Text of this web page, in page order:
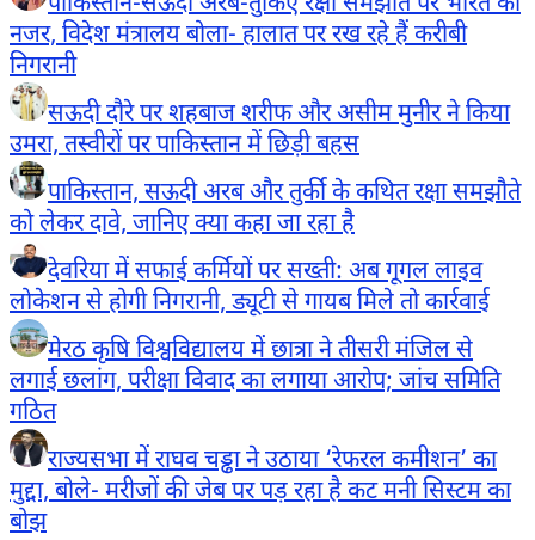
नजर, विदेश मंत्रालय बोला- हालात पर रख रहे हैं करीबी
निगरानी
सऊदी दौरे पर शहबाज शरीफ और असीम मुनीर ने किया
उमरा, तस्वीरों पर पाकिस्तान में छिड़ी बहस
पाकिस्तान, सऊदी अरब और तुर्की के कथित रक्षा समझौते
को लेकर दावे, जानिए क्या कहा जा रहा है
देवरिया में सफाई कर्मियों पर सख्ती: अब गूगल लाइव
लोकेशन से होगी निगरानी, ड्यूटी से गायब मिले तो कार्रवाई
मेरठ कृषि विश्वविद्यालय में छात्रा ने तीसरी मंजिल से
लगाई छलांग, परीक्षा विवाद का लगाया आरोप; जांच समिति
गठित
राज्यसभा में राघव चड्ढा ने उठाया ‘रेफरल कमीशन’ का
मुद्दा, बोले- मरीजों की जेब पर पड़ रहा है कट मनी सिस्टम का
बोझ